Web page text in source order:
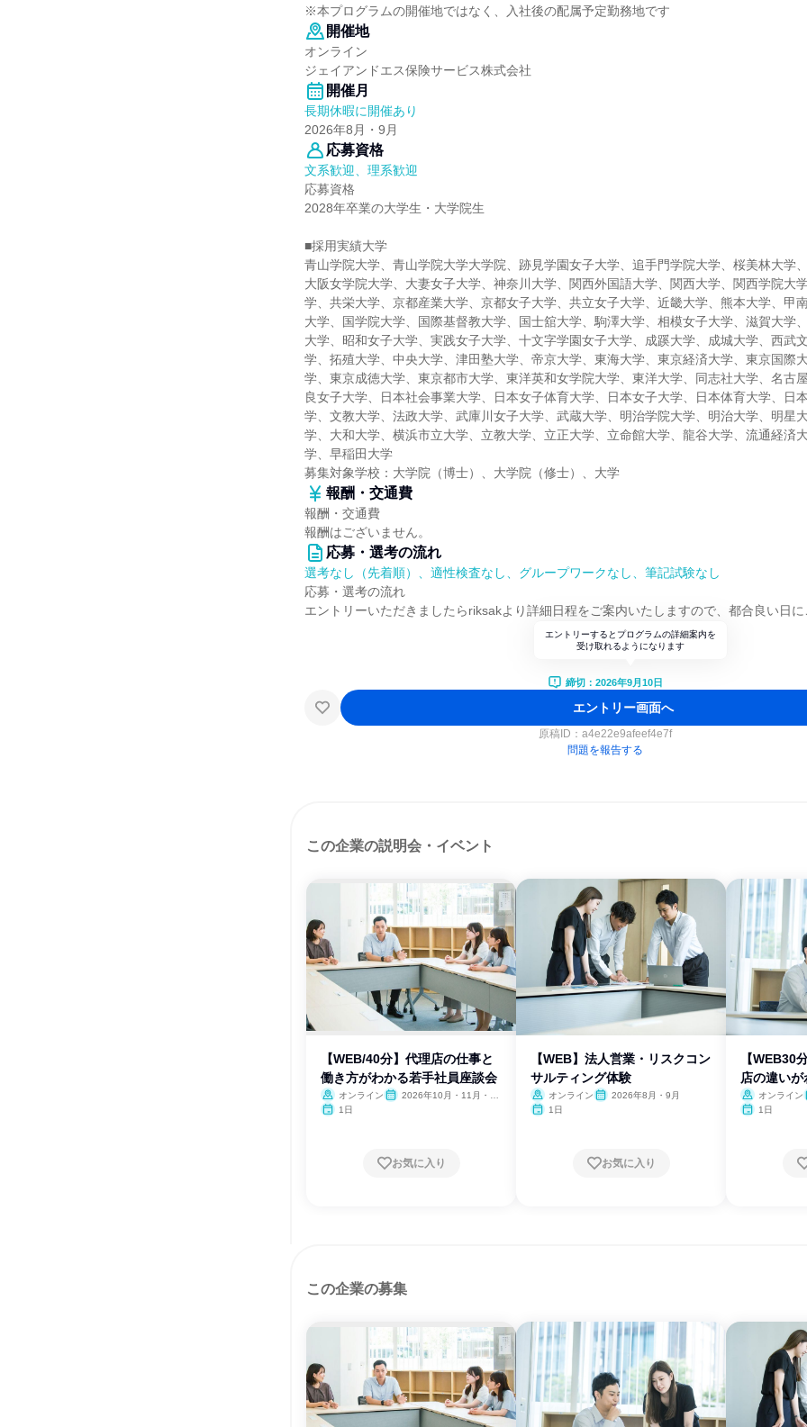
※本プログラムの開催地ではなく、入社後の配属予定勤務地です
開催地
オンライン
ジェイアンドエス保険サービス株式会社
開催月
長期休暇に開催あり
2026年8月・9月
応募資格
文系歓迎、理系歓迎
応募資格
2028年卒業の大学生・大学院生
■採用実績大学
青山学院大学、青山学院大学大学院、跡見学園女子大学、追手門学院大学、桜美林大学
大阪女学院大学、大妻女子大学、神奈川大学、関西外国語大学、関西大学、関西学院大
学、共栄大学、京都産業大学、京都女子大学、共立女子大学、近畿大学、熊本大学、甲
大学、国学院大学、国際基督教大学、国士舘大学、駒澤大学、相模女子大学、滋賀大学
大学、昭和女子大学、実践女子大学、十文字学園女子大学、成蹊大学、成城大学、西武
学、拓殖大学、中央大学、津田塾大学、帝京大学、東海大学、東京経済大学、東京国際
学、東京成徳大学、東京都市大学、東洋英和女学院大学、東洋大学、同志社大学、名古
良女子大学、日本社会事業大学、日本女子体育大学、日本女子大学、日本体育大学、日
学、文教大学、法政大学、武庫川女子大学、武蔵大学、明治学院大学、明治大学、明星
学、大和大学、横浜市立大学、立教大学、立正大学、立命館大学、龍谷大学、流通経済
学、早稲田大学
募集対象学校：大学院（博士）、大学院（修士）、大学
報酬・交通費
報酬・交通費
報酬はございません。
応募・選考の流れ
選考なし（先着順）、適性検査なし、グループワークなし、筆記試験なし
応募・選考の流れ
エントリーいただきましたらriksakより詳細日程をご案内いたしますので、都合良い日
エントリーするとプログラムの詳細案内を
受け取れるようになります
締切：2026年9月10日
エントリー画面へ
原稿ID： a4e22e9afeef4e7f
問題を報告する
この企業の説明会・イベント
【WEB/40分】代理店の仕事と
働き方がわかる若手社員座談会
オンライン
2026年10月・11月・12
1日
お気に入り
【WEB】法人営業・リスクコン
サルティング体験
オンライン
2026年8月・9月
1日
お気に入り
【WEB30
店の違い
オンライン
1日
この企業の募集